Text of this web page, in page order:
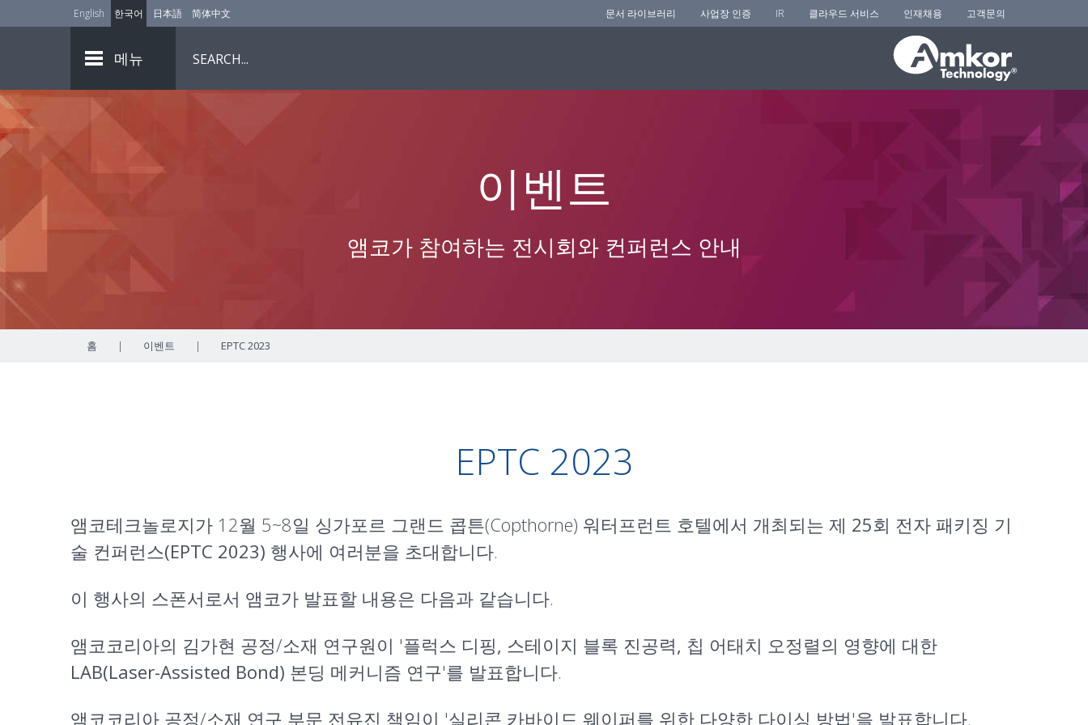
English 한국어 日本語 简体中文 문서 라이브러리 사업장 인증 IR 클라우드 서비스 인재채용 고객문의
메뉴
이벤트
앰코가 참여하는 전시회와 컨퍼런스 안내
홈 | 이벤트 | EPTC 2023
EPTC 2023
앰코테크놀로지가 12월 5~8일 싱가포르 그랜드 콥튼(Copthorne) 워터프런트 호텔에서 개최되는 제 25회 전자 패키징 기
술 컨퍼런스(EPTC 2023) 행사에 여러분을 초대합니다.
이 행사의 스폰서로서 앰코가 발표할 내용은 다음과 같습니다.
앰코코리아의 김가현 공정/소재 연구원이 '플럭스 디핑, 스테이지 블록 진공력, 칩 어태치 오정렬의 영향에 대한
LAB(Laser-Assisted Bond) 본딩 메커니즘 연구'를 발표합니다.
앰코코리아 공정/소재 연구 부문 전유진 책임이 '실리콘 카바이드 웨이퍼를 위한 다양한 다이싱 방법'을 발표합니다.